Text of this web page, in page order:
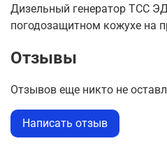
Дизельный генератор ТСС
погодозащитном кожухе на
Отзывы
Отзывов еще никто не
Написать отзыв